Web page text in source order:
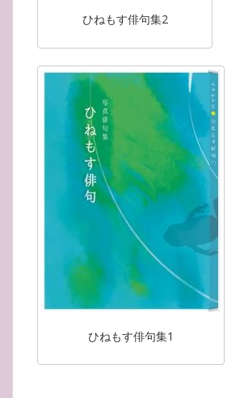
ひねもす俳句集2
ひねもす俳句集1